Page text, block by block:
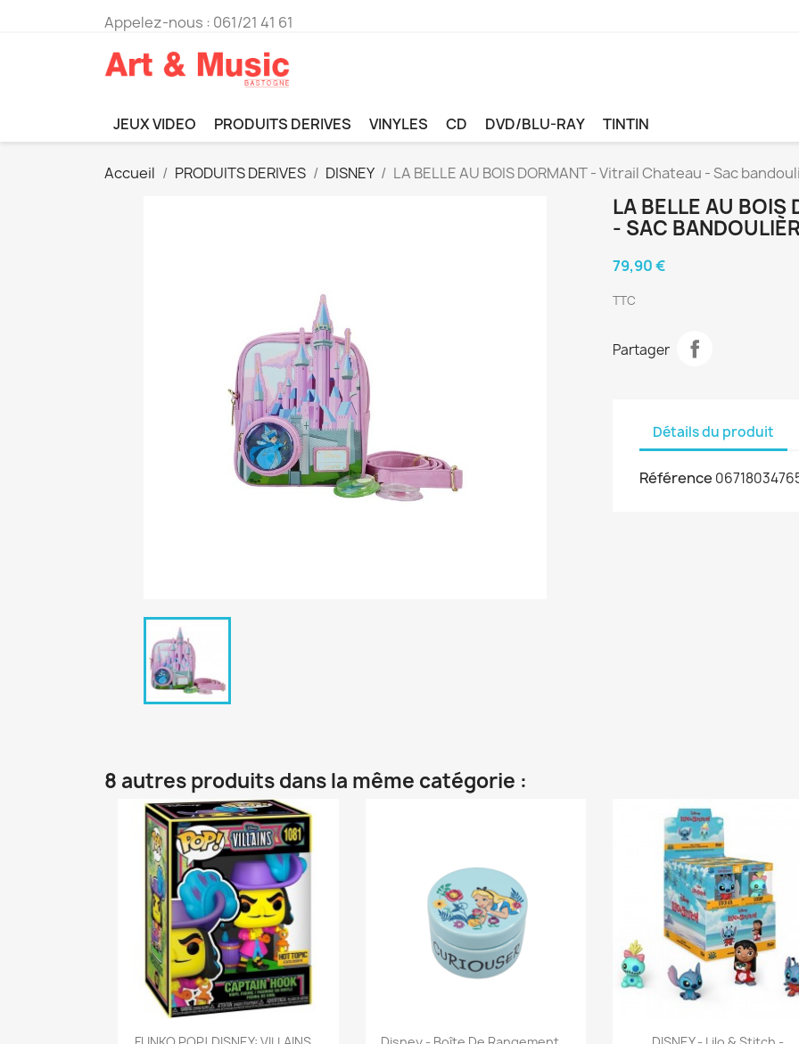
Appelez-nous : 061/21 41 61
JEUX VIDEO PRODUITS DERIVES VINYLES CD DVD/BLU-RAY TINTIN
Accueil PRODUITS DERIVES DISNEY LA BELLE AU BOIS DORMANT - Vitrail Chateau - Sac
LA BELLE AU BOIS
- SAC
79,90 €
TTC
Partager
Détails du produit
Référence
8 autres produits dans la même catégorie :
Aperçu rapide Aperçu rapide Aperçu rapide